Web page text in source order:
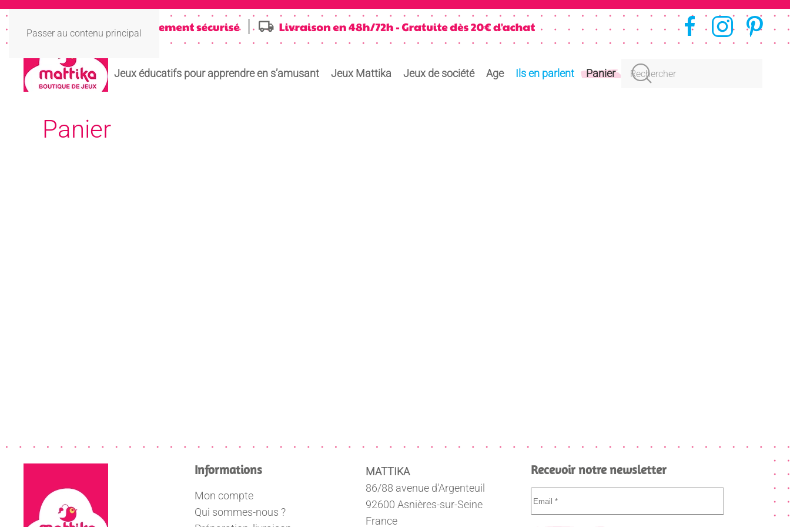
Passer au contenu principal
Jeux éducatifs pour apprendre en s’amusant Jeux Mattika Jeux de société Age Ils en parlent Panier
Panier
Informations
Mon compte
Qui sommes-nous ?
MATTIKA
86/88 avenue d'Argenteuil
92600 Asnières-sur-Seine
France
Recevoir notre newsletter